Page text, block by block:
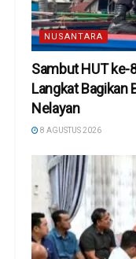
NUSANTARA
Sambut HUT ke-
Langkat Bagikan
Nelayan
8 AGUSTUS 2026